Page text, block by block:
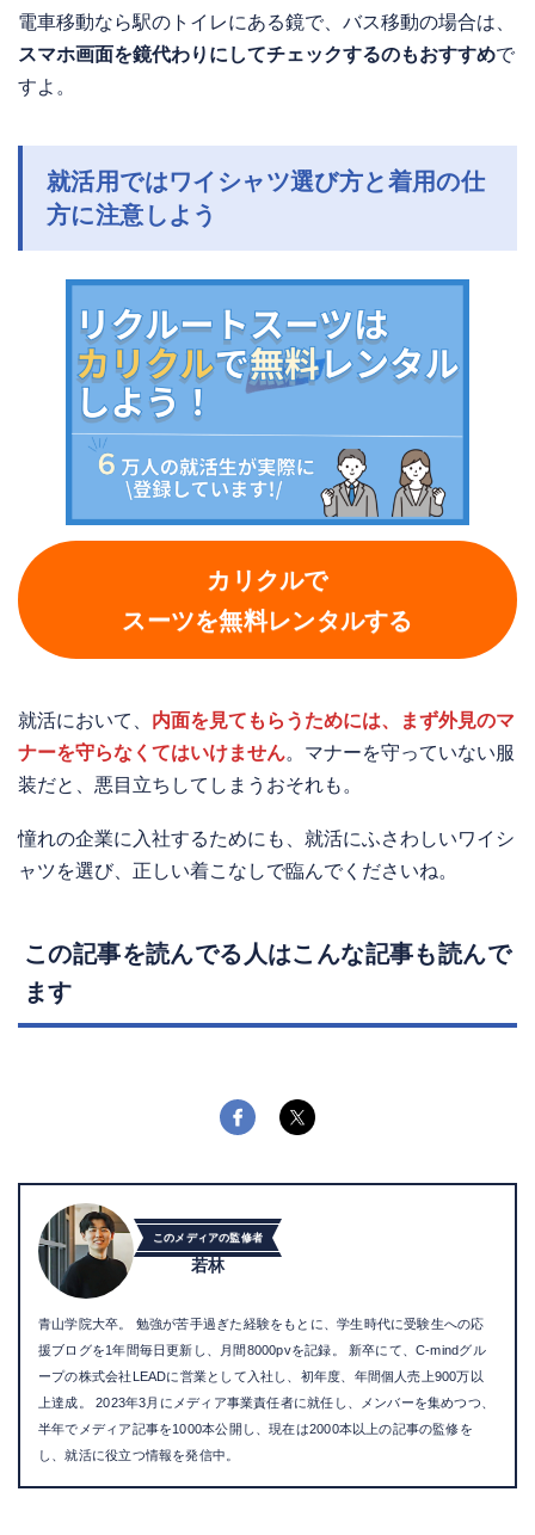
電車移動なら駅のトイレにある鏡で、バス移動の場合は、
スマホ画面を鏡代わりにしてチェックするのもおすすめで
すよ。
就活用ではワイシャツ選び方と着用の仕
方に注意しよう
カリクルで
スーツを無料レンタルする
就活において、 内面を見てもらうためには、まず外見のマ
ナーを守らなくてはいけません。マナーを守っていない服
装だと、悪目立ちしてしまうおそれも。
憧れの企業に入社するためにも、就活にふさわしいワイシ
ャツを選び、正しい着こなしで臨んでくださいね。
この記事を読んでる人はこんな記事も読んで
ます
このメディアの監修者
若林
青山学院大卒。 勉強が苦手過ぎた経験をもとに、学生時代に受験生への応
援ブログを1年間毎日更新し、月間8000pvを記録。 新卒にて、C-mindグル
ープの株式会社LEADに営業として入社し、初年度、年間個人売上900万以
上達成。 2023年3月にメディア事業責任者に就任し、メンバーを集めつつ、
半年でメディア記事を1000本公開し、現在は2000本以上の記事の監修を
し、就活に役立つ情報を発信中。